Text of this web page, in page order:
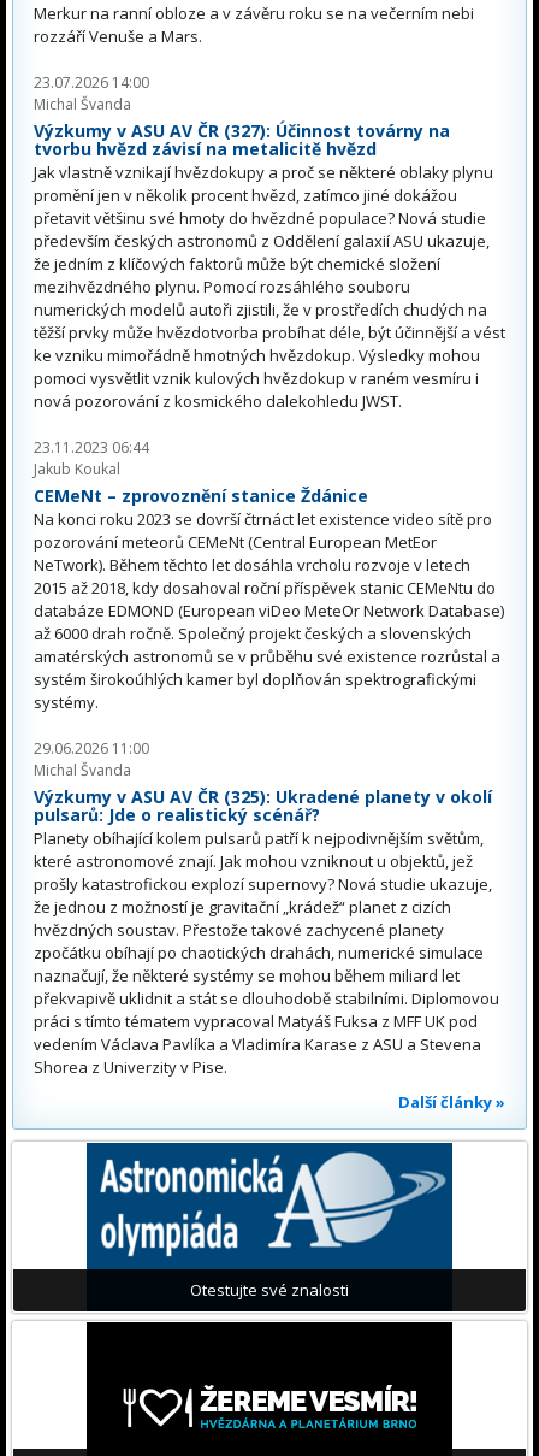
Merkur na ranní obloze a v závěru roku se na večerním nebi
rozzáří Venuše a Mars.
23.07.2026 14:00
Michal Švanda
Výzkumy v ASU AV ČR (327): Účinnost továrny na
tvorbu hvězd závisí na metalicitě hvězd
Jak vlastně vznikají hvězdokupy a proč se některé oblaky plynu
promění jen v několik procent hvězd, zatímco jiné dokážou
přetavit většinu své hmoty do hvězdné populace? Nová studie
především českých astronomů z Oddělení galaxií ASU ukazuje,
že jedním z klíčových faktorů může být chemické složení
mezihvězdného plynu. Pomocí rozsáhlého souboru
numerických modelů autoři zjistili, že v prostředích chudých na
těžší prvky může hvězdotvorba probíhat déle, být účinnější a vést
ke vzniku mimořádně hmotných hvězdokup. Výsledky mohou
pomoci vysvětlit vznik kulových hvězdokup v raném vesmíru i
nová pozorování z kosmického dalekohledu JWST.
23.11.2023 06:44
Jakub Koukal
CEMeNt – zprovoznění stanice Ždánice
Na konci roku 2023 se dovrší čtrnáct let existence video sítě pro
pozorování meteorů CEMeNt (Central European MetEor
NeTwork). Během těchto let dosáhla vrcholu rozvoje v letech
2015 až 2018, kdy dosahoval roční příspěvek stanic CEMeNtu do
databáze EDMOND (European viDeo MeteOr Network Database)
až 6000 drah ročně. Společný projekt českých a slovenských
amatérských astronomů se v průběhu své existence rozrůstal a
systém širokoúhlých kamer byl doplňován spektrografickými
systémy.
29.06.2026 11:00
Michal Švanda
Výzkumy v ASU AV ČR (325): Ukradené planety v okolí
pulsarů: Jde o realistický scénář?
Planety obíhající kolem pulsarů patří k nejpodivnějším světům,
které astronomové znají. Jak mohou vzniknout u objektů, jež
prošly katastrofickou explozí supernovy? Nová studie ukazuje,
že jednou z možností je gravitační „krádež“ planet z cizích
hvězdných soustav. Přestože takové zachycené planety
zpočátku obíhají po chaotických drahách, numerické simulace
naznačují, že některé systémy se mohou během miliard let
překvapivě uklidnit a stát se dlouhodobě stabilními. Diplomovou
práci s tímto tématem vypracoval Matyáš Fuksa z MFF UK pod
vedením Václava Pavlíka a Vladimíra Karase z ASU a Stevena
Shorea z Univerzity v Pise.
Další články »
Otestujte své znalosti